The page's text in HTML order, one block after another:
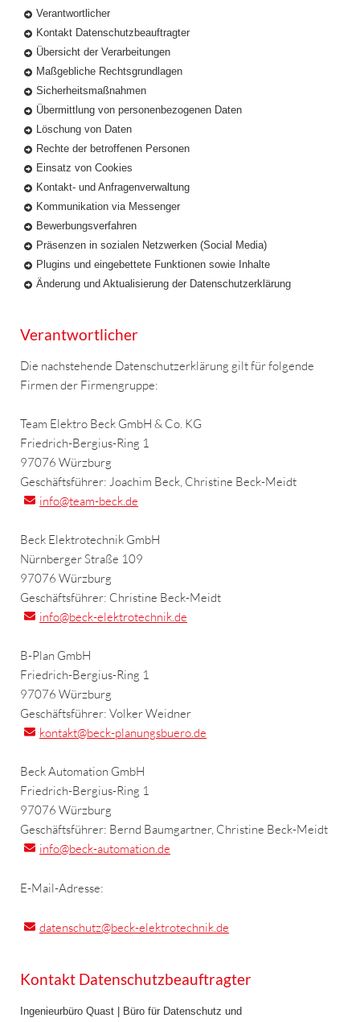
Verantwortlicher
Kontakt Datenschutzbeauftragter
Übersicht der Verarbeitungen
Maßgebliche Rechtsgrundlagen
Sicherheitsmaßnahmen
Übermittlung von personenbezogenen Daten
Löschung von Daten
Rechte der betroffenen Personen
Einsatz von Cookies
Kontakt- und Anfragenverwaltung
Kommunikation via Messenger
Bewerbungsverfahren
Präsenzen in sozialen Netzwerken (Social Media)
Plugins und eingebettete Funktionen sowie Inhalte
Änderung und Aktualisierung der Datenschutzerklärung
Verantwortlicher
Die nachstehende Datenschutzerklärung gilt für folgende
Firmen der Firmengruppe:
Team Elektro Beck GmbH & Co. KG
Friedrich-Bergius-Ring 1
97076 Würzburg
Geschäftsführer: Joachim Beck, Christine Beck-Meidt
info@team-beck.de
Beck Elektrotechnik GmbH
Nürnberger Straße 109
97076 Würzburg
Geschäftsführer: Christine Beck-Meidt
info@beck-elektrotechnik.de
B-Plan GmbH
Friedrich-Bergius-Ring 1
97076 Würzburg
Geschäftsführer: Volker Weidner
kontakt@beck-planungsbuero.de
Beck Automation GmbH
Friedrich-Bergius-Ring 1
97076 Würzburg
Geschäftsführer: Bernd Baumgartner, Christine Beck-Meidt
info@beck-automation.de
E-Mail-Adresse:
datenschutz@beck-elektrotechnik.de
Kontakt Datenschutzbeauftragter
Ingenieurbüro Quast | Büro für Datenschutz und